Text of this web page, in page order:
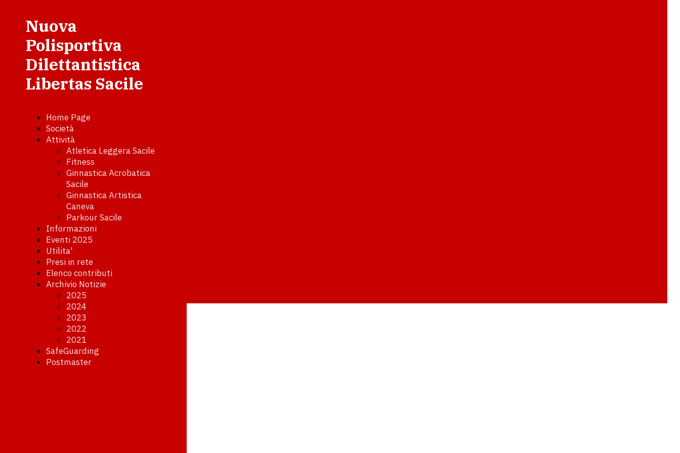
Nuova
Polisportiva
Dilettantistica
Libertas Sacile
Home Page
Società
Attività
Atletica Leggera Sacile
Fitness
Ginnastica Acrobatica
Sacile
Ginnastica Artistica
Caneva
Parkour Sacile
Informazioni
Eventi 2025
Utilita'
Presi in rete
Elenco contributi
Archivio Notizie
2025
2024
2023
2022
2021
SafeGuarding
Postmaster